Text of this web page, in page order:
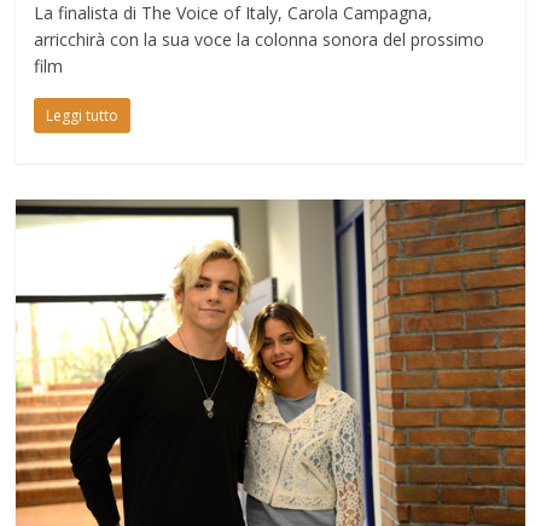
La finalista di The Voice of Italy, Carola Campagna,
arricchirà con la sua voce la colonna sonora del prossimo
film
Leggi tutto